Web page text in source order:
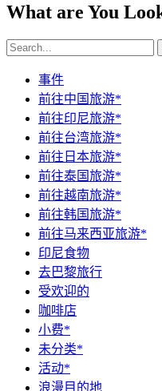
What are You
事件
前往中国旅游*
前往印尼旅游*
前往台湾旅游*
前往日本旅游*
前往泰国旅游*
前往越南旅游*
前往韩国旅游*
前往马来西亚旅游*
印尼食物
去巴黎旅行
受欢迎的
咖啡店
小费*
未分类*
活动*
浪漫目的地